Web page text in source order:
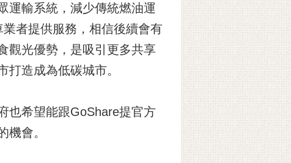
運輸系統，減少傳統燃油運
者提供服務，相信後續會有
觀光優勢，是吸引更多共享
造成為低碳城市。
也希望能跟GoShare提官方
機會。